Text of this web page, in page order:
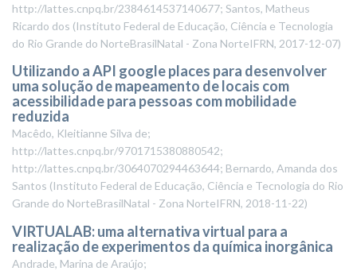
http://lattes.cnpq.br/2384614537140677; Santos, Matheus
Ricardo dos (Instituto Federal de Educação, Ciência e Tecnologia
do Rio Grande do NorteBrasilNatal - Zona NorteIFRN, 2017-12-07)
Utilizando a API google places para desenvolver
uma solução de mapeamento de locais com
acessibilidade para pessoas com mobilidade
reduzida
Macêdo, Kleitianne Silva de;
http://lattes.cnpq.br/9701715380880542;
http://lattes.cnpq.br/3064070294463644; Bernardo, Amanda dos
Santos (Instituto Federal de Educação, Ciência e Tecnologia do Rio
Grande do NorteBrasilNatal - Zona NorteIFRN, 2018-11-22)
VIRTUALAB: uma alternativa virtual para a
realização de experimentos da química inorgânica
Andrade, Marina de Araújo;